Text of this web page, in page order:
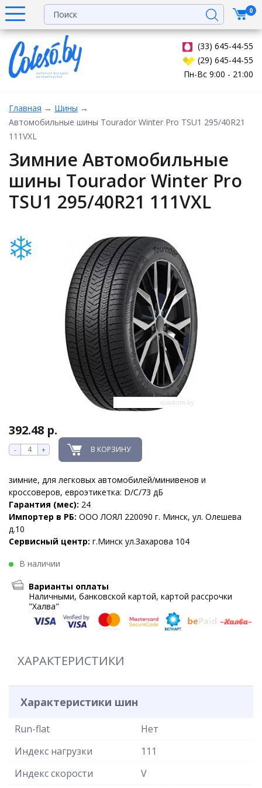
(33) 645-44-55
(29) 645-44-55
Пн-Вс 9:00 - 21:00
0
Главная → Шины →
Автомобильные шины Tourador Winter Pro TSU1 295/40R21
111VXL
Зимние Автомобильные
шины Tourador Winter Pro
TSU1 295/40R21 111VXL
392.48 р.
- + В КОРЗИНУ
зимние, для легковых автомобилей/минивенов и
кроссоверов, евроэтикетка: D/C/73 дБ
Гарантия (мес): 24
Импортер в РБ: ООО ЛОЯЛ 220090 г. Минск, ул. Олешева
д.10
Сервисный центр: г.Минск ул.Захарова 104
В наличии
Варианты оплаты
Наличными, банковской картой, картой рассрочки
"Халва"
ХАРАКТЕРИСТИКИ
Характеристики шин
Run-flat
Нет
Индекс нагрузки
111
Индекс скорости
V